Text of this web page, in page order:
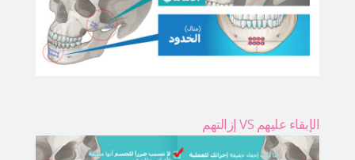
الإبقاء عليهم VS إزالتهم